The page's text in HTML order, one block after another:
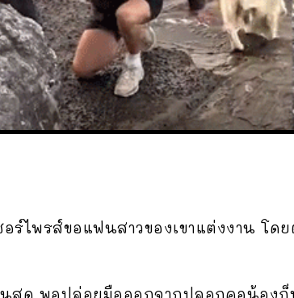
ไพรส์ขอแฟนสาวของเขาแต่งงาน โดย
นสุด พอปล่อยมือออกจากปลอกคอน้อง